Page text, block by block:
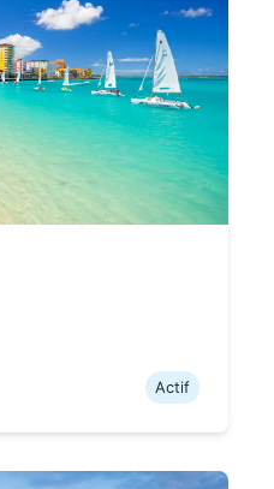
Actif